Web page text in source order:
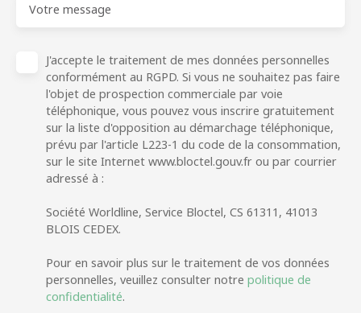
Votre message
J'accepte le traitement de mes données personnelles
conformément au RGPD. Si vous ne souhaitez pas faire
l'objet de prospection commerciale par voie
téléphonique, vous pouvez vous inscrire gratuitement
sur la liste d'opposition au démarchage téléphonique,
prévu par l'article L223-1 du code de la consommation,
sur le site Internet www.bloctel.gouv.fr ou par courrier
adressé à :
Société Worldline, Service Bloctel, CS 61311, 41013
BLOIS CEDEX.
Pour en savoir plus sur le traitement de vos données
personnelles, veuillez consulter notre politique de
confidentialité.